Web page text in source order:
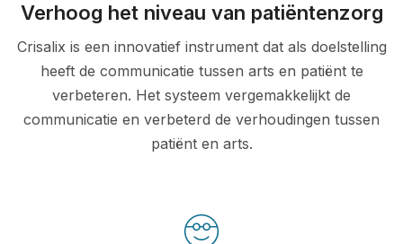
Verhoog het niveau van patiëntenzorg
Crisalix is een innovatief instrument dat als doelstelling
heeft de communicatie tussen arts en patiënt te
verbeteren. Het systeem vergemakkelijkt de
communicatie en verbeterd de verhoudingen tussen
patiënt en arts.